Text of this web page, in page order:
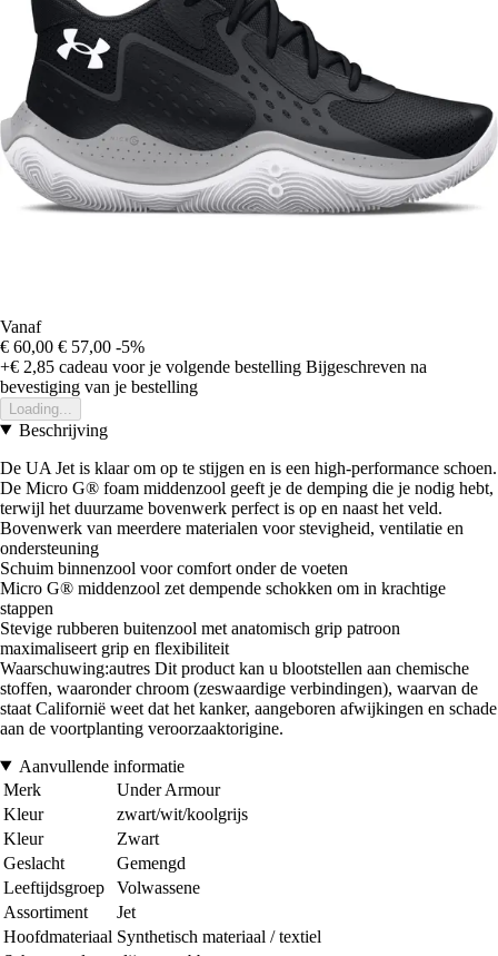
Vanaf
€ 60,00 € 57,00 -5%
+€ 2,85 cadeau voor je volgende bestelling Bijgeschreven na
bevestiging van je bestelling
Loading...
Beschrijving
De UA Jet is klaar om op te stijgen en is een high-performance schoen.
De Micro G® foam middenzool geeft je de demping die je nodig hebt,
terwijl het duurzame bovenwerk perfect is op en naast het veld.
Bovenwerk van meerdere materialen voor stevigheid, ventilatie en
ondersteuning
Schuim binnenzool voor comfort onder de voeten
Micro G® middenzool zet dempende schokken om in krachtige
stappen
Stevige rubberen buitenzool met anatomisch grip patroon
maximaliseert grip en flexibiliteit
Waarschuwing:autres Dit product kan u blootstellen aan chemische
stoffen, waaronder chroom (zeswaardige verbindingen), waarvan de
staat Californië weet dat het kanker, aangeboren afwijkingen en schade
aan de voortplanting veroorzaaktorigine.
Aanvullende informatie
Merk
Under Armour
Kleur
zwart/wit/koolgrijs
Kleur
Zwart
Geslacht
Gemengd
Leeftijdsgroep
Volwassene
Assortiment
Jet
Hoofdmateriaal Synthetisch materiaal / textiel